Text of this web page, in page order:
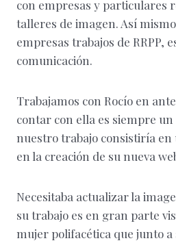
con empresas y particulares
talleres de imagen. Así
empresas trabajos de RRPP,
comunicación.
Trabajamos con Rocío en
contar con ella es siempre un
nuestro trabajo consistiría en
en la creación de su nueva
Necesitaba actualizar la
su trabajo es en gran parte
mujer polifacética que junto a